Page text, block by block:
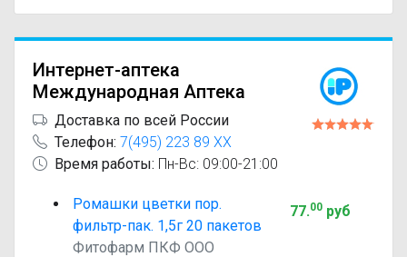
Интернет-аптека
Международная Аптека
Доставка по всей России
Телефон: 7(495) 223 89 XX
Время работы: Пн-Вс: 09:00-21:00
Ромашки цветки пор.
фильтр-пак. 1,5г 20 пакетов
Фитофарм ПКФ ООО
77.00руб